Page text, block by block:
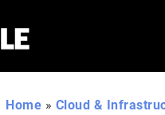
Home » Cloud &